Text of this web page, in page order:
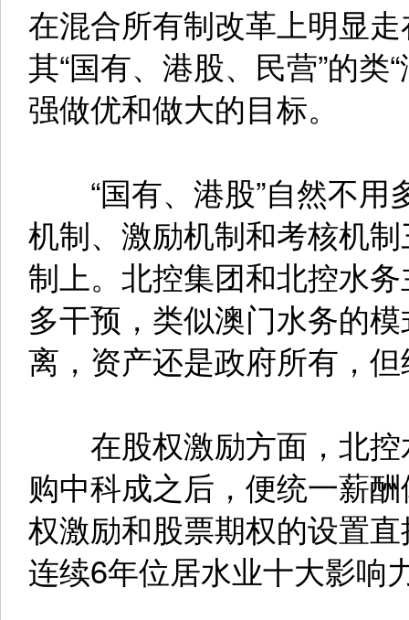
在混合所有制改革上明显
其“国有、港股、民营”的类
强做优和做大的目标。
“国有、港股”自然不用
机制、激励机制和考核机
制上。北控集团和北控水
多干预，类似澳门水务的
离，资产还是政府所有，
在股权激励方面，北控
购中科成之后，便统一薪
权激励和股票期权的设置
连续6年位居水业十大影响